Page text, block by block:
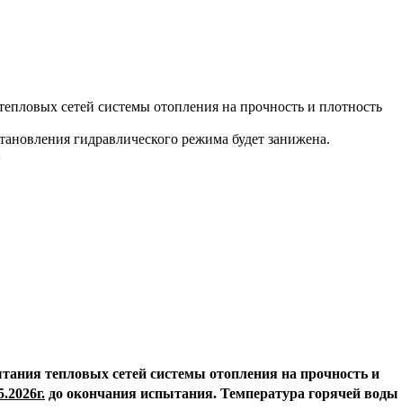
сетей системы отопления на прочность и плотность
гидравлического режима будет занижена.
тепловых сетей системы отопления на прочность и
до окончания испытания. Температура горячей воды